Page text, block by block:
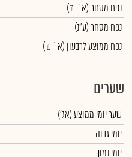
נפח מסחר(א` ₪)
נפח מסחר(ע"נ)
נפח ממוצע לרבעון (א` ₪)
שערים
שער יומי ממוצע(אג')
יומי גבוה
יומי נמוך